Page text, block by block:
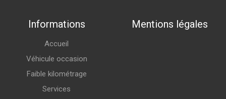
Informations
Accueil
Véhicule occasion
Faible kilométrage
Services
Mentions légales